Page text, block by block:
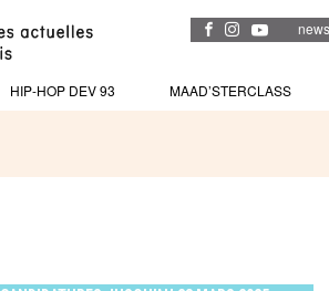
HIP-HOP DEV 93 MAAD’STERCLASS